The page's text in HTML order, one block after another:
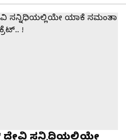
ದೇವಿ ಸನ್ನಿಧಿಯಲ್ಲಿಯೇ